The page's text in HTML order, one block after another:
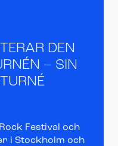
DEN
– SIN
Festival och
i Stockholm och